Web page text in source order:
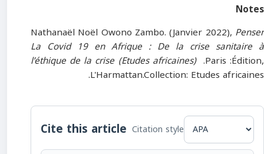
Notes ​
Nathanaël Noël Owono Zambo. (Janvier 2022), Penser
La Covid 19 en Afrique : De la crise sanitaire à
l’éthique de la crise (Etudes africaines) .Paris :Édition,
L'Harmattan.Collection: Etudes africaines.
Cite this article Citation style